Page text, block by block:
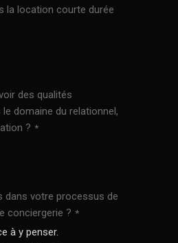
la location courte durée
des qualités
domaine du relationnel,
? *
dans votre processus de
conciergerie ? *
à y penser.